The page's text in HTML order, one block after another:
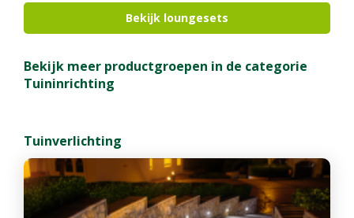
Bekijk loungesets
Bekijk meer productgroepen in de categorie
Tuininrichting
Tuinverlichting